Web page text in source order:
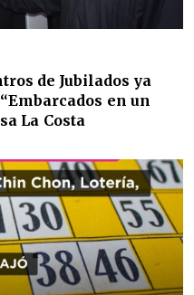
de Jubilados ya
en un
La Costa